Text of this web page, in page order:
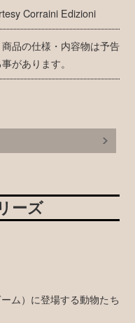
Corraini Edizioni
品の仕様・内容物は予告
があります。
ーズ
ム）に登場する動物たち